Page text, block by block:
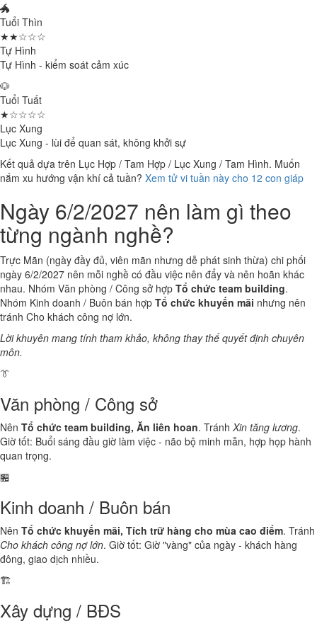
🐲
Tuổi Thìn
★★☆☆☆
Tự Hình
Tự Hình - kiểm soát cảm xúc
🐶
Tuổi Tuất
★☆☆☆☆
Lục Xung
Lục Xung - lùi để quan sát, không khởi sự
Kết quả dựa trên Lục Hợp / Tam Hợp / Lục Xung / Tam Hình. Muốn
nắm xu hướng vận khí cả tuần? Xem tử vi tuần này cho 12 con giáp
Ngày 6/2/2027 nên làm gì theo
từng ngành nghề?
Trực Mãn (ngày đầy đủ, viên mãn nhưng dễ phát sinh thừa) chi phối
ngày 6/2/2027 nên mỗi nghề có đầu việc nên đẩy và nên hoãn khác
nhau. Nhóm Văn phòng / Công sở hợp Tổ chức team building.
Nhóm Kinh doanh / Buôn bán hợp Tổ chức khuyến mãi nhưng nên
tránh Cho khách công nợ lớn.
Lời khuyên mang tính tham khảo, không thay thế quyết định chuyên
môn.
👔
Văn phòng / Công sở
Nên Tổ chức team building, Ăn liên hoan. Tránh Xin tăng lương.
Giờ tốt: Buổi sáng đầu giờ làm việc - não bộ minh mẫn, hợp họp hành
quan trọng.
🏪
Kinh doanh / Buôn bán
Nên Tổ chức khuyến mãi, Tích trữ hàng cho mùa cao điểm. Tránh
Cho khách công nợ lớn. Giờ tốt: Giờ "vàng" của ngày - khách hàng
đông, giao dịch nhiều.
🏗️
Xây dựng / BĐS